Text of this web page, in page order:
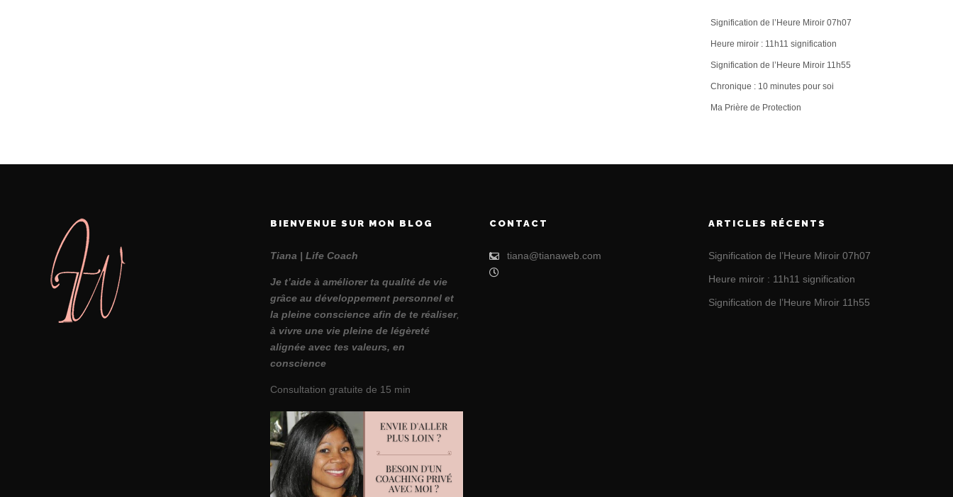
Signification de l’Heure Miroir 07h07
Heure miroir : 11h11 signification
Signification de l’Heure Miroir 11h55
Chronique : 10 minutes pour soi
Ma Prière de Protection
BIENVENUE SUR MON BLOG
Tiana | Life Coach
Je t’aide à améliorer ta qualité de vie
grâce au développement personnel et
la pleine conscience afin de te réaliser,
à vivre une vie pleine de légèreté
alignée avec tes valeurs, en
conscience
Consultation gratuite de 15 min
CONTACT
tiana@tianaweb.com
ARTICLES RÉCENTS
Signification de l’Heure Miroir 07h07
Heure miroir : 11h11 signification
Signification de l’Heure Miroir 11h55